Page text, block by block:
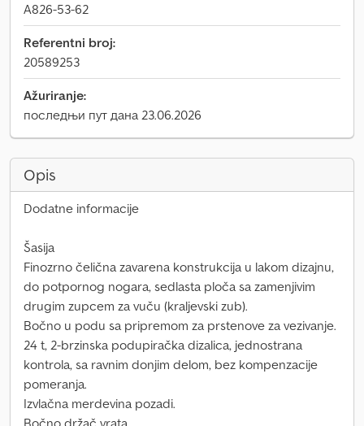
A826-53-62
Referentni broj:
20589253
Ažuriranje:
последњи пут дана 23.06.2026
Opis
Dodatne informacije
Šasija
Finozrno čelična zavarena konstrukcija u lakom dizajnu,
do potpornog nogara, sedlasta ploča sa zamenjivim
drugim zupcem za vuču (kraljevski zub).
Bočno u podu sa pripremom za prstenove za vezivanje.
24 t, 2-brzinska podupiračka dizalica, jednostrana
kontrola, sa ravnim donjim delom, bez kompenzacije
pomeranja.
Izvlačna merdevina pozadi.
Bočno držač vrata.